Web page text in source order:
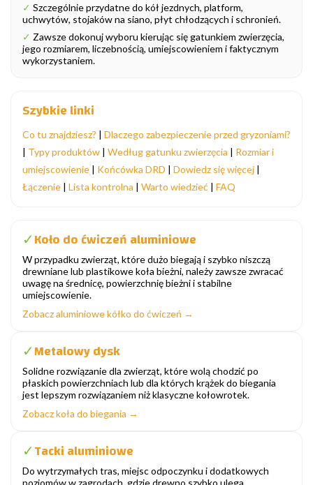
✓ Szczególnie przydatne do kół jezdnych, platform,
uchwytów, stojaków na siano, płyt chłodzących i schronień.
✓ Zawsze dokonuj wyboru kierując się gatunkiem zwierzęcia,
jego rozmiarem, liczebnością, umiejscowieniem i faktycznym
wykorzystaniem.
Szybkie linki
Co tu znajdziesz? | Dlaczego zabezpieczenie przed gryzoniami?
| Typy produktów | Według gatunku zwierzęcia | Rozmiar i
umiejscowienie | Końcówka DRD | Dowiedz się więcej |
Łączenie | Lista kontrolna | Warto wiedzieć | FAQ
✓Koło do ćwiczeń aluminiowe
W przypadku zwierząt, które dużo biegają i szybko niszczą
drewniane lub plastikowe koła bieżni, należy zawsze zwracać
uwagę na średnicę, powierzchnię bieżni i stabilne
umiejscowienie.
Zobacz aluminiowe kółko do ćwiczeń →
✓Metalowy dysk
Solidne rozwiązanie dla zwierząt, które wolą chodzić po
płaskich powierzchniach lub dla których krążek do biegania
jest lepszym rozwiązaniem niż klasyczne kołowrotek.
Zobacz koła do biegania →
✓Tacki aluminiowe
Do wytrzymałych tras, miejsc odpoczynku i dodatkowych
poziomów w zagrodach, gdzie drewno szybko ulega